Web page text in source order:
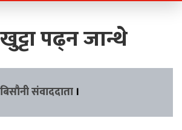
पढ्न जान्थे
संवाददाता ।